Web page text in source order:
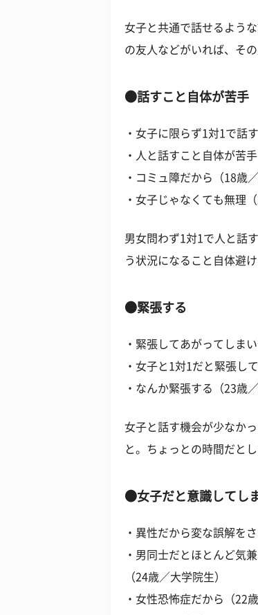
女子と共通で話せるよう
の友人などがいれば、そ
●話すこと自体が苦手
・女子に限らず1対1で話
・人と話すこと自体が苦
・コミュ障だから（18歳
・女子じゃなくても無理
男女問わず1対1で人と話
う状況になること自体避
●緊張する
・緊張してあがってしま
・女子と1対1だと緊張し
・なんか緊張する（23歳
女子と話す機会が少なか
と。ちょっとの時間だと
●女子だと意識してし
・異性だから変な誤解を
・男同士だとほとんど気
（24歳／大学院生）
・女性恐怖症だから（22